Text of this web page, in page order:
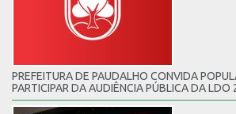
PREFEITURA DE PAUDALHO CONVIDA
PARTICIPAR DA AUDIÊNCIA PÚBLICA DA LDO